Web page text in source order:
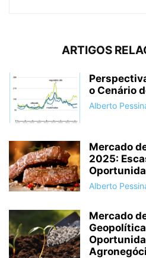
ARTIGOS
o Cenário
Alberto
Mercado
2025:
Alberto
Mercado